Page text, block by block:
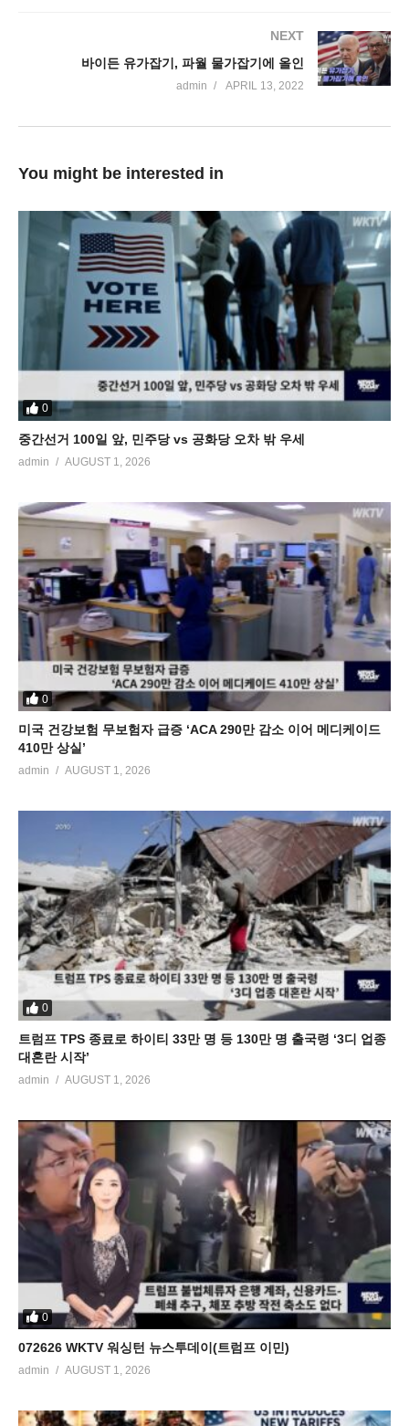
NEXT
바이든 유가잡기, 파월 물가잡기에 올인
admin APRIL 13, 2022
You might be interested in
0
중간선거 100일 앞, 민주당 vs 공화당 오차 밖 우세
admin AUGUST 1, 2026
0
미국 건강보험 무보험자 급증 ‘ACA 290만 감소 이어 메디케이드
410만 상실’
admin AUGUST 1, 2026
0
트럼프 TPS 종료로 하이티 33만 명 등 130만 명 출국령 ‘3디 업종
대혼란 시작’
admin AUGUST 1, 2026
0
072626 WKTV 워싱턴 뉴스투데이(트럼프 이민)
admin AUGUST 1, 2026